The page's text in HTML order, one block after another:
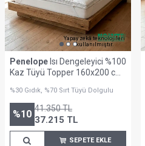
Yapay zekâ teknolojileri
kullanılmıştır.
Penelope Isı Dengeleyici %100
Kaz Tüyü Topper 160x200 cm
%30 Gıdık, %70 Sırt Tüyü Dolgulu
%10 41.350TL
37.215 TL
SEPETE EKLE